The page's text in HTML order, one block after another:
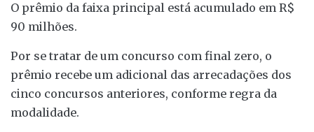
O prêmio da faixa principal está acumulado em R$
90 milhões.
Por se tratar de um concurso com final zero, o
prêmio recebe um adicional das arrecadações dos
cinco concursos anteriores, conforme regra da
modalidade.